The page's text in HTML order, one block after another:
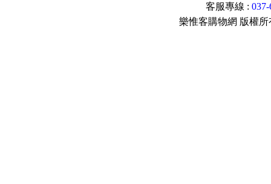
客服專線 :
樂惟客購物網 版權所